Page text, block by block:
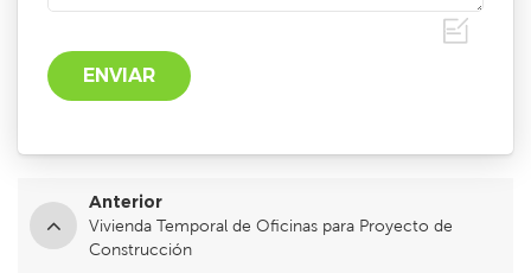
Anterior
Vivienda Temporal de Oficinas para Proyecto de
Construcción